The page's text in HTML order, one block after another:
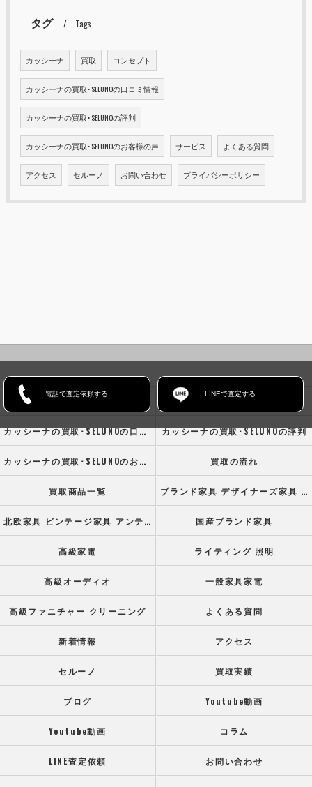
タグ Tags
カッシーナ 買取 コンセプト
カッシーナの買取･SELUNOの口コミ情報
カッシーナの買取･SELUNOの評判
カッシーナの買取･SELUNOのお客様の声 サービス よくある質問
アクセス セルーノ お問い合わせ プライバシーポリシー
電話で査定依頼する LINEで査定する
ホーム コンセプト
カッシーナの買取･SELUNOの口コミ情報 カッシーナの買取･SELUNOの評判
カッシーナの買取･SELUNOのお客様の声 買取の流れ
買取商品一覧 ブランド家具 デザイナーズ家具 高級オフィス家具
北欧家具 ビンテージ家具 アンティーク家具 国産ブランド家具
高級家電 ライティング 照明
高級オーディオ 一般家具家電
高級ファニチャー クリーニング よくある質問
新着情報 アクセス
セルーノ 買取実績
ブログ Youtube動画
Youtube動画 コラム
LINE査定依頼 お問い合わせ